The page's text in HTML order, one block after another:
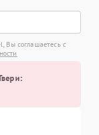
Вы соглашаетесь с